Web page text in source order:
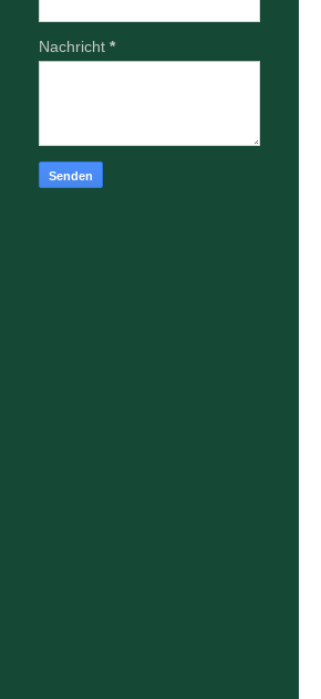
Nachricht *